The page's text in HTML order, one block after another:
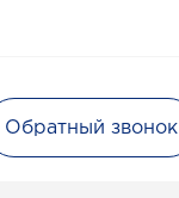
Обратный звонок